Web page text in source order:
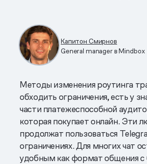
Капитон Смирнов
General manager в Mindbox
Методы изменения роутинга
обходить ограничения, есть у
части платежеспособной
которая покупает онлайн. Эти
продолжат пользоваться
ограничениях. Для многих чат
удобным как формат общения с